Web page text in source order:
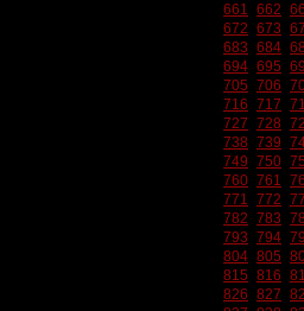
661 662
672 673
683 684
694 695
705 706
716 717
727 728
738 739
749 750
760 761
771 772
782 783
793 794
804 805
815 816
826 827